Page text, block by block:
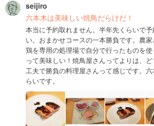
seijiro
六本木は美味しい焼鳥だらけだ！
本当に予約取れません。半年先くらいで
い。おまかせコースの一本勝負です。農
鶏を専用の処理場で自分で行ったものを
って美味しい！焼鳥屋さんってよりは、
工夫で勝負の料理屋さんって感じです。六
らいです。